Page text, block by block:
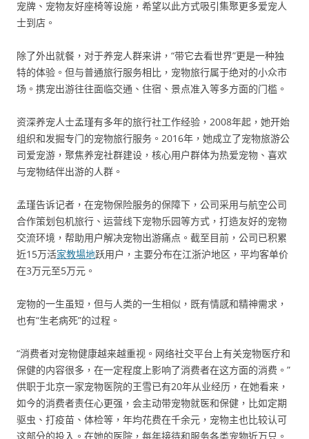
宠牌、宠物友好座椅等设施，希望以此方式吸引集聚更多爱宠人
士到店。
除了外出就餐，对于养宠人群来讲，“带它去看世界”更是一种独
特的体验。但与普通旅行服务相比，宠物旅行属于绝对的小众市
场。携宠出游往往面临交通、住宿、景点准入等多方面的门槛。
资深养宠人士孟瑾有多年的旅行社工作经验，2008年起，她开始
组织和发掘专门的宠物旅行服务。2016年，她成立了宠物旅游公
司爱宠游，聚焦养宠社群建设，核心用户群体为热爱宠物、喜欢
与宠物结伴出游的人群。
孟瑾告诉记者，在宠物保险服务的保障下，公司采用与航空公司
合作策划包机旅行、运营线下宠物乐园等方式，打造友好的宠物
交流环境，帮助用户解决宠物出游痛点。截至目前，公司已积累
近15万活家教場地跃用户，主要分布在江浙沪地区，平均客单价
在3万元至5万元。
宠物的一生虽短，但与人类的一生相似，既有情感和精神需求，
也有“生老病死”的过程。
“消费者对宠物健康越来越重视。网络社交平台上有关宠物医疗和
保健的内容很多，在一定程度上影响了消费者在这方面的消费。”
供职于北京一家宠物医院的王雪已有20年从业经历，在她看来，
如今的消费者责任心更强，会主动带宠物就医和保健，比如定期
驱虫、打疫苗、体检等，年均花费在千余元，宠物主也比较认可
这部分的投入。在她的医院，每年接待和服务各类宠物近万只。